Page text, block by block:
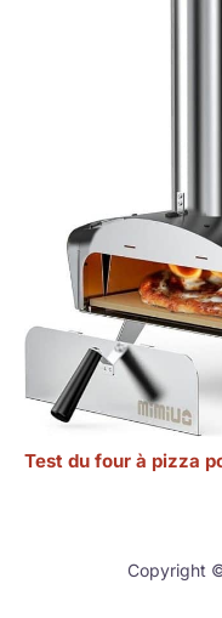
Test du four à pizza
Copyright